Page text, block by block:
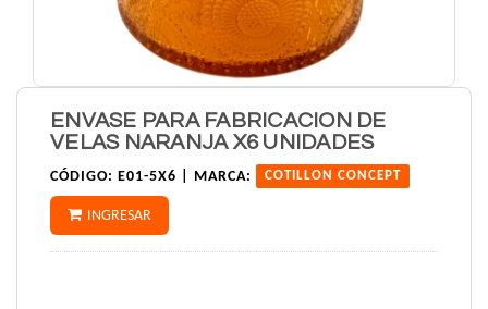
ENVASE PARA FABRICACION DE
VELAS NARANJA X6 UNIDADES
CÓDIGO: E01-5X6 | MARCA: COTILLON CONCEPT
INGRESAR